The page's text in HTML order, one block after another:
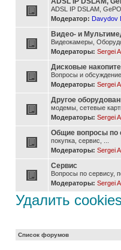
ADSL IP DSLAM,
Модератор: Davydov
Видео- и
Видеокамеры,
Модераторы: Sergei
Дисковые
Вопросы и
Модераторы: Sergei
Другое
модемы, сетевые
Модераторы: Sergei
Общие вопросы по
покупка, сервис, ...
Модераторы: Sergei
Сервис
Вопросы по сервису,
Модераторы: Sergei
Удалить
Список форумов